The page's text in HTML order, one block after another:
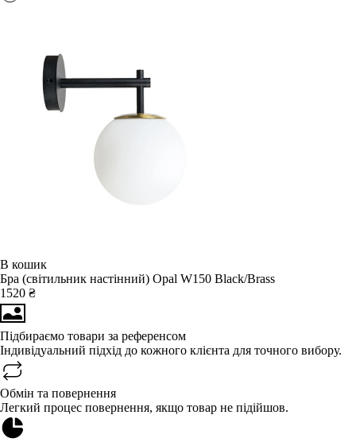
В кошик
Бра (світильник настінний) Opal W150 Black/Brass
1520 ₴
Підбираємо товари за референсом
Індивідуальний підхід до кожного клієнта для точного вибору.
Обмін та повернення
Легкий процес повернення, якщо товар не підійшов.